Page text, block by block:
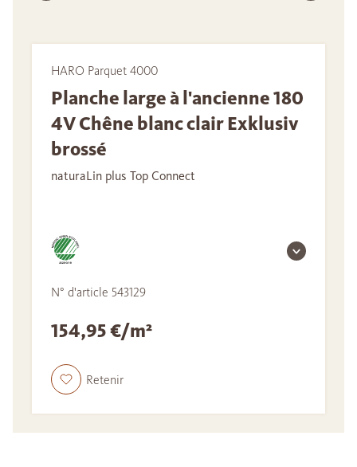
HARO Parquet 4000
Planche large à l'ancienne 180
4V Chêne blanc clair Exklusiv
brossé
naturaLin plus Top Connect
N° d'article 543129
154,95 €/m²
Retenir